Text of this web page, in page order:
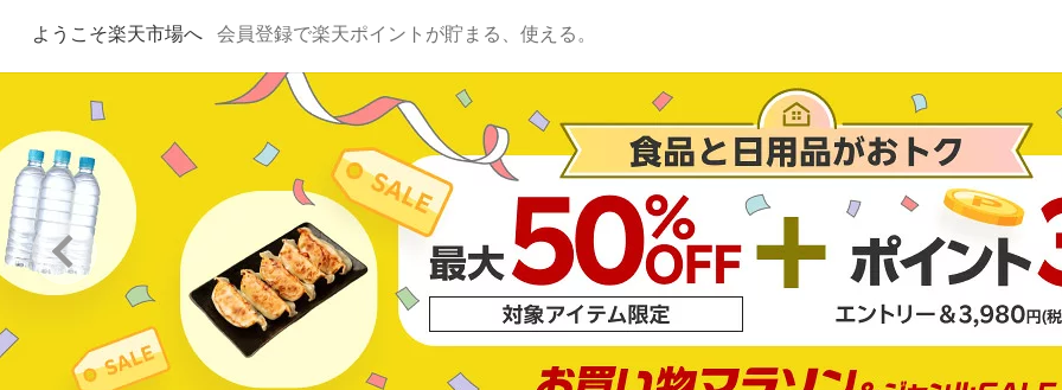
ようこそ楽天市場へ 会員登録で楽天ポイントが貯まる、使える。